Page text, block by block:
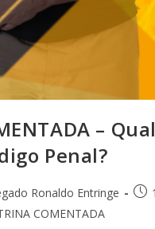
–
Penal?
Ronaldo Entringe
COMENTADA